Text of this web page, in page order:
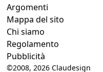
Argomenti
Mappa del sito
Chi siamo
Regolamento
Pubblicità
©2008, 2026 Claudesign